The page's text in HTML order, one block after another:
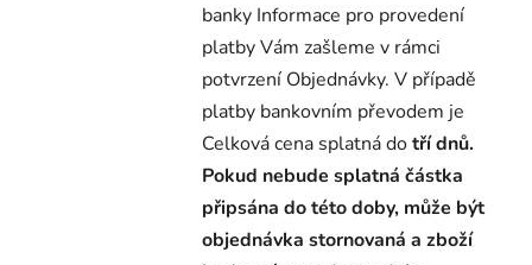
banky Informace pro provedení
platby Vám zašleme v rámci
potvrzení Objednávky. V případě
platby bankovním převodem je
Celková cena splatná dotří dnů.
Pokud nebude splatná částka
připsána do této doby, může být
objednávka stornovaná a zboží